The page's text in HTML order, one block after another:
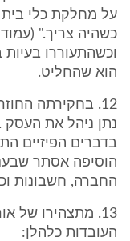
על מחלקת כלי בית
וכשהתעוררו בעיות
הוא שהחליט.
12. בחקירתה
נתן ניהל את העסק
בדברים הפיזיים
הוסיפה אסתר
החברה, חשבונות
13. מתצהירו של
העובדות כלהלן: